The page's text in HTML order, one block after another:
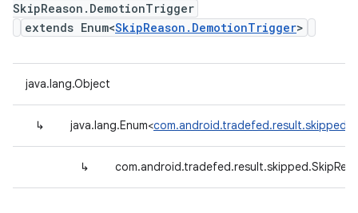
SkipReason.DemotionTrigger
extends Enum<SkipReason.DemotionTrigger>
java.lang.Object
↳ java.lang.Enum<
↳